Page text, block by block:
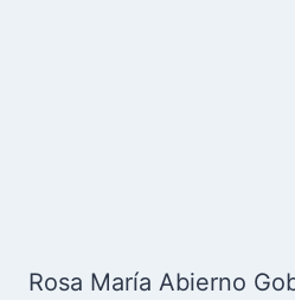
Rosa María Abierno